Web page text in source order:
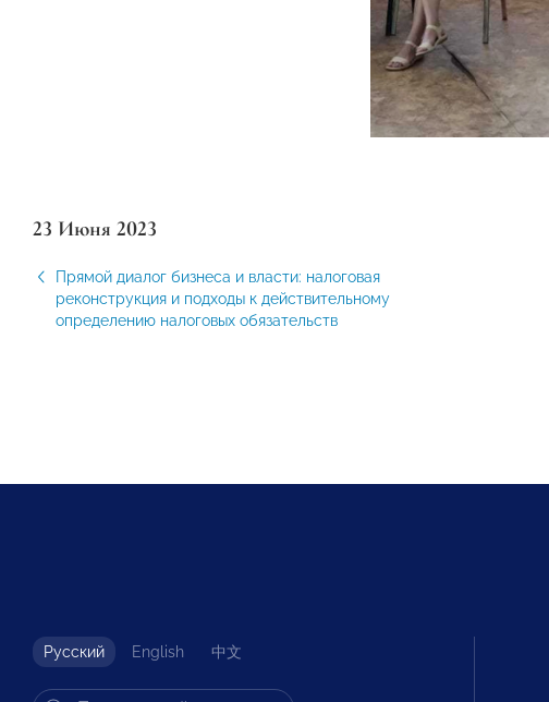
23 Июня 2023
Прямой диалог бизнеса и власти: налоговая
реконструкция и подходы к действительному
определению налоговых обязательств
Русский English 中文